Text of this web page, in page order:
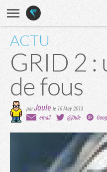
ACTU
GRID 2 :
de fous
parJoule,le 15 May 2013
email
@j0ule